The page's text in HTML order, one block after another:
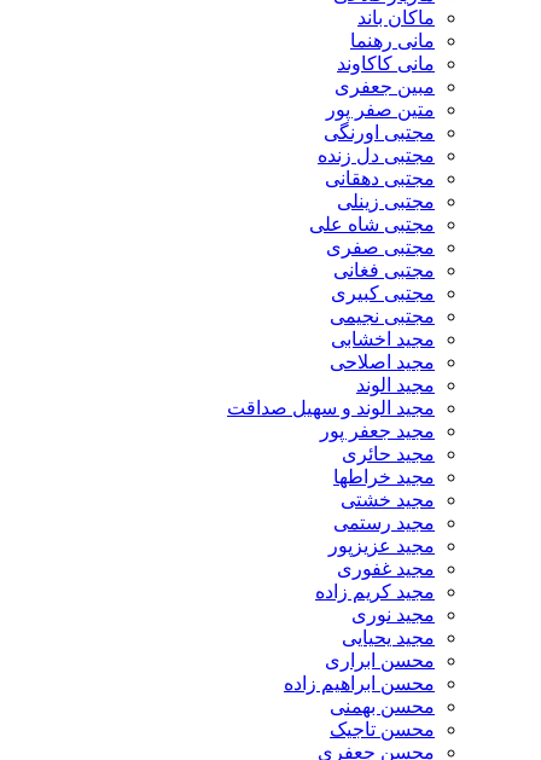
ماکان باند
مانی رهنما
مانی کاکاوند
مبین جعفری
متین صفر پور
مجتبی اورنگی
مجتبی دل زنده
مجتبی دهقانی
مجتبی زینلی
مجتبی شاه علی
مجتبی صفری
مجتبی فغانی
مجتبی کبیری
مجتبی نجیمی
مجید اخشابی
مجید اصلاحی
مجید الوند‎
مجید الوند و سهیل صداقت
مجید جعفر پور
مجید حائری
مجید خراطها
مجید خشتی
مجید رستمی
مجید عزیزپور
مجید غفوری
مجید کریم زاده
مجید نوری
مجید یحیایی
محسن ابراری
محسن ابراهیم زاده
محسن بهمنی
محسن تاجیک
محسن جعفری